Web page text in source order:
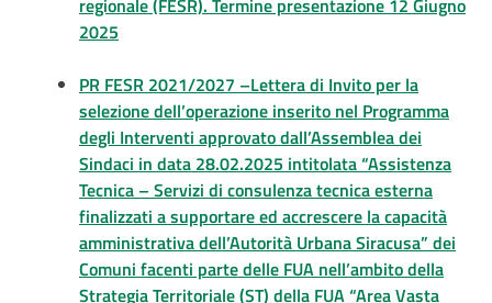
regionale (FESR). Termine presentazione 12 Giugno
2025
PR FESR 2021/2027 –Lettera di Invito per la
selezione dell’operazione inserito nel Programma
degli Interventi approvato dall’Assemblea dei
Sindaci in data 28.02.2025 intitolata “Assistenza
Tecnica – Servizi di consulenza tecnica esterna
finalizzati a supportare ed accrescere la capacità
amministrativa dell’Autorità Urbana Siracusa” dei
Comuni facenti parte delle FUA nell’ambito della
Strategia Territoriale (ST) della FUA “Area Vasta